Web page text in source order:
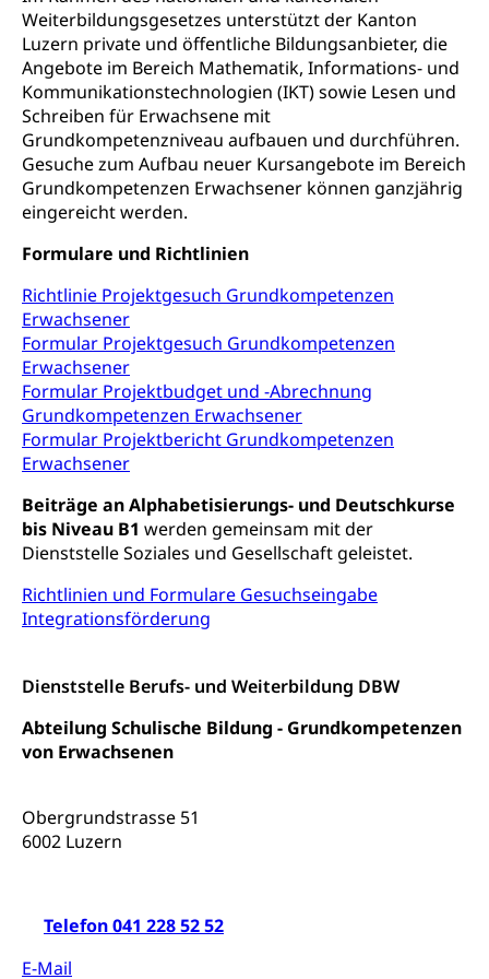
Weiterbildungsgesetzes unterstützt der Kanton
Luzern private und öffentliche Bildungsanbieter, die
Angebote im Bereich Mathematik, Informations- und
Kommunikationstechnologien (IKT) sowie Lesen und
Schreiben für Erwachsene mit
Grundkompetenzniveau aufbauen und durchführen.
Gesuche zum Aufbau neuer Kursangebote im Bereich
Grundkompetenzen Erwachsener können ganzjährig
eingereicht werden.
Formulare und Richtlinien
Richtlinie Projektgesuch Grundkompetenzen
Erwachsener
Formular Projektgesuch Grundkompetenzen
Erwachsener
Formular Projektbudget und -Abrechnung
Grundkompetenzen Erwachsener
Formular Projektbericht Grundkompetenzen
Erwachsener
Beiträge an Alphabetisierungs- und Deutschkurse
bis Niveau B1 werden gemeinsam mit der
Dienststelle Soziales und Gesellschaft geleistet.
Richtlinien und Formulare Gesuchseingabe
Integrationsförderung
Dienststelle Berufs- und Weiterbildung DBW
Abteilung Schulische Bildung - Grundkompetenzen
von Erwachsenen
Obergrundstrasse 51
6002 Luzern
Telefon 041 228 52 52
E-Mail
Fachklasse Grafik
Gesundheitsmittelschule
Informatikmittelschule
Wirtschaftsmittelschule
FMS und Vollzeitschulen mit BM
Sekundarschule
Schulpflicht
Kindergarten & Basisstufe
Förderangebote
Sonderschulung
Musikschulen
Schulferien
Früherziehung
Schuldienste
Schulliste
Heilpädagogische Schulen
Stipendien Universität Luzern unilu
Finanzielle Unterstützung für Ausbildung
Pflege HF oder Studium Pflege FH
Fachstelle Stipendien (beruf.lu.ch)
Studienbeiträge Höhere Berufsbildung
Finanzielle Unterstützung Pädagogische
Hochschule PHLU
Universität
Technische Hochschule, Studium,
Hochschulstudium, Universitätsstudium,
universitäre Ausbildung, akademische Ausbildung,
Hochschulbildung, Hochschule, universitäre
Hochschule, Bachelor, Master, Doktorat,
Weiterbildung, Forschung, Entwicklung,
Dienstleistungen, Hochschule Luzern,
Fachhochschule Zentralschweiz, HSLU,
Pädagogische Hochschule Luzern, PH Luzern, UniLU,
swissuniversities (Dachorganisation der Schweizer
Hochschulen)
swissuniversities
Fachstelle Hochschulbildung
Vorschule
Kindergarten, Kinderkrippe, Krippe, Kinderhort,
Kindertagesstätte, Spielgruppe, Tagesmutter,
Freiwilliges Kindergarten Jahr
Freiwilliges Kindergarten Jahr
Frühe Sprachförderung
Frühe Förderung
Gesundheit und Soziales
Konsumentenschutz
Konsumentenrechte, Produktsicherheit,
Preisüberwachung, Preisüberwacher,
internationale Erschöpfung, Preisabsprache, Kartell,
Lebensmittelkontrolle und
Krankenversicherung
Krankheit, Unfall, Prämienverbilligung,
Krankenkasse
Lebensmittelhygiene, Produktesicherheit